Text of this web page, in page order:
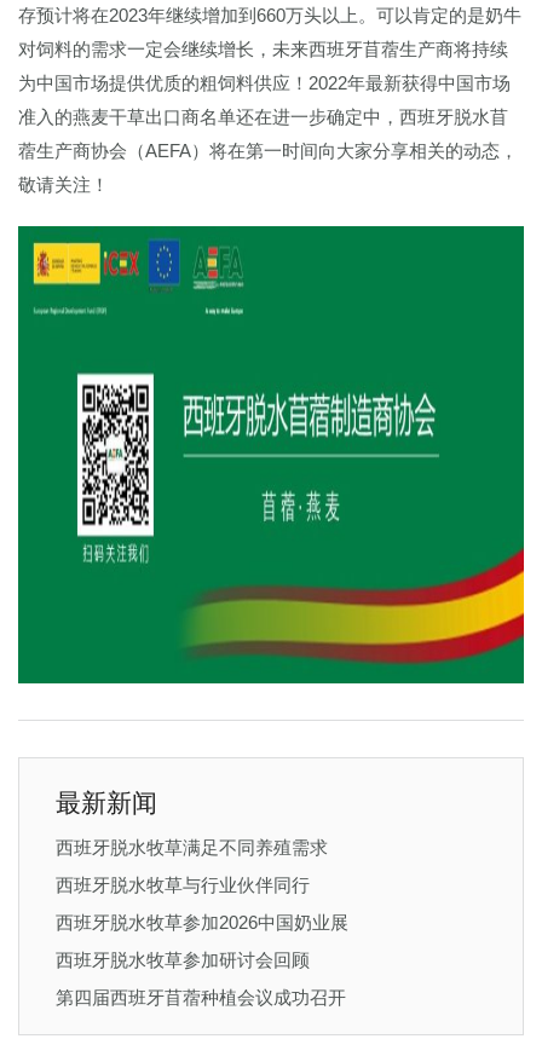
存预计将在2023年继续增加到660万头以上。可以肯定的是奶牛
对饲料的需求一定会继续增长，未来西班牙苜蓿生产商将持续
为中国市场提供优质的粗饲料供应！2022年最新获得中国市场
准入的燕麦干草出口商名单还在进一步确定中，西班牙脱水苜
蓿生产商协会（AEFA）将在第一时间向大家分享相关的动态，
敬请关注！
最新新闻
西班牙脱水牧草满足不同养殖需求
西班牙脱水牧草与行业伙伴同行
西班牙脱水牧草参加2026中国奶业展
西班牙脱水牧草参加研讨会回顾
第四届西班牙苜蓿种植会议成功召开